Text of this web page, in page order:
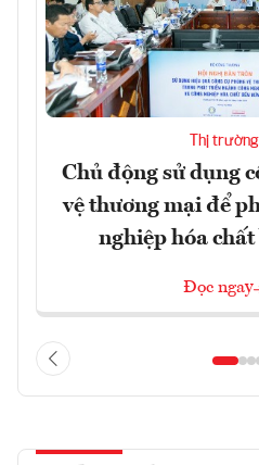
Thị trường
Chủ động sử dụng
vệ thương mại để
nghiệp hóa chất
Đọc ngay